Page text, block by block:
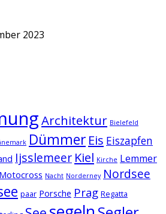
2023
Architektur Bielefeld
Dümmer Eis Eiszapfen
Ijsslemeer Kiel Kirche Lemmer
Motocross Nacht Norderney Nordsee
paar Porsche Prag Regatta